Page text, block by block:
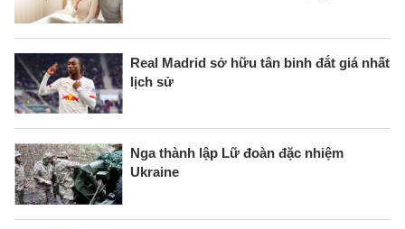
Real Madrid sở hữu tân binh đắt giá nhất
lịch sử
Nga thành lập Lữ đoàn đặc nhiệm
Ukraine